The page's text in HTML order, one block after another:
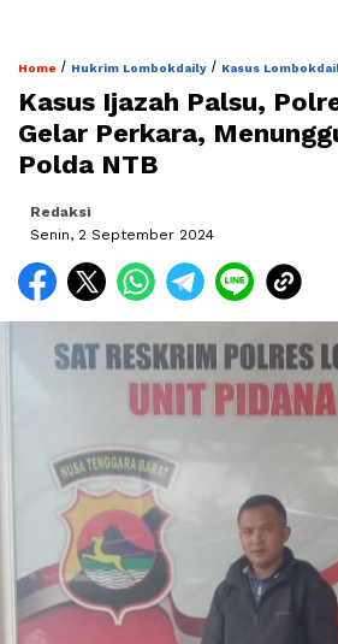
Home / Hukrim Lombokdaily / Kasus
Kasus Ijazah Palsu,
Gelar Perkara,
Polda NTB
Redaksi
Senin, 2 September 2024